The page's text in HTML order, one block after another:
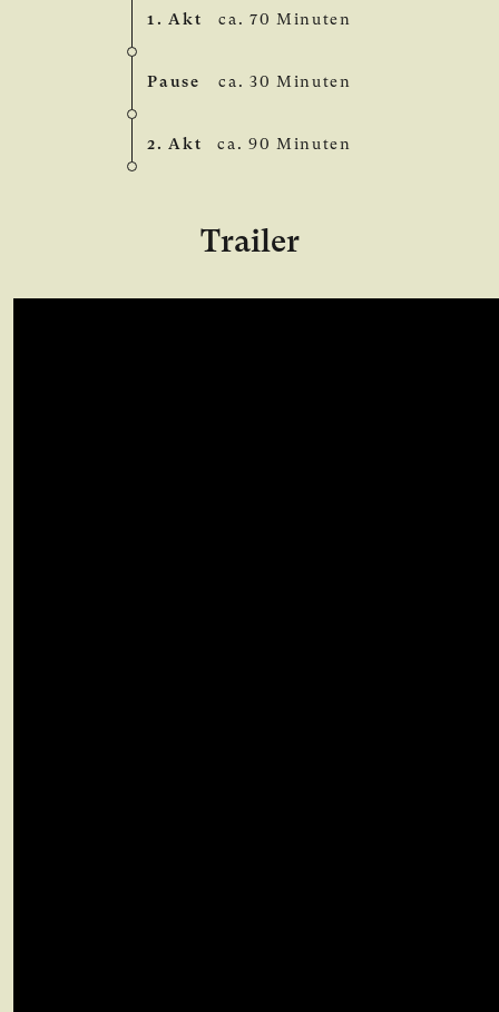
1. Akt ca. 70 Minuten
Pause ca. 30 Minuten
2. Akt ca. 90 Minuten
Trailer